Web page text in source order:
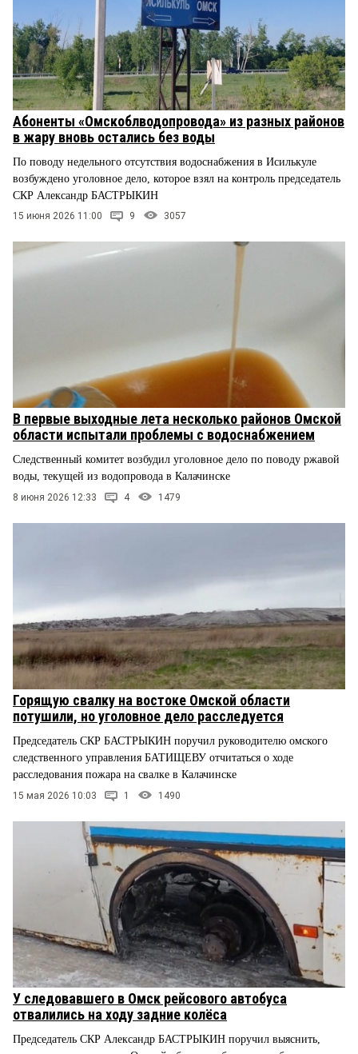
Абоненты «Омскоблводопровода» из разных районов
в жару вновь остались без воды
По поводу недельного отсутствия водоснабжения в Исилькуле
возбуждено уголовное дело, которое взял на контроль председатель
СКР Александр БАСТРЫКИН
15 июня 2026 11:00 9 3057
В первые выходные лета несколько районов Омской
области испытали проблемы с водоснабжением
Следственный комитет возбудил уголовное дело по поводу ржавой
воды, текущей из водопровода в Калачинске
8 июня 2026 12:33 4 1479
Горящую свалку на востоке Омской области
потушили, но уголовное дело расследуется
Председатель СКР БАСТРЫКИН поручил руководителю омского
следственного управления БАТИЩЕВУ отчитаться о ходе
расследования пожара на свалке в Калачинске
15 мая 2026 10:03 1 1490
У следовавшего в Омск рейсового автобуса
отвалились на ходу задние колёса
Председатель СКР Александр БАСТРЫКИН поручил выяснить,